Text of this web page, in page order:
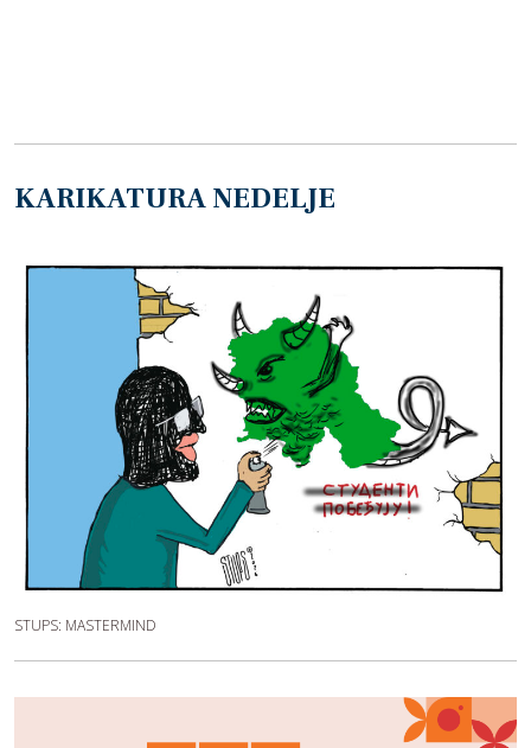
KARIKATURA NEDELJE
STUPS: MASTERMIND